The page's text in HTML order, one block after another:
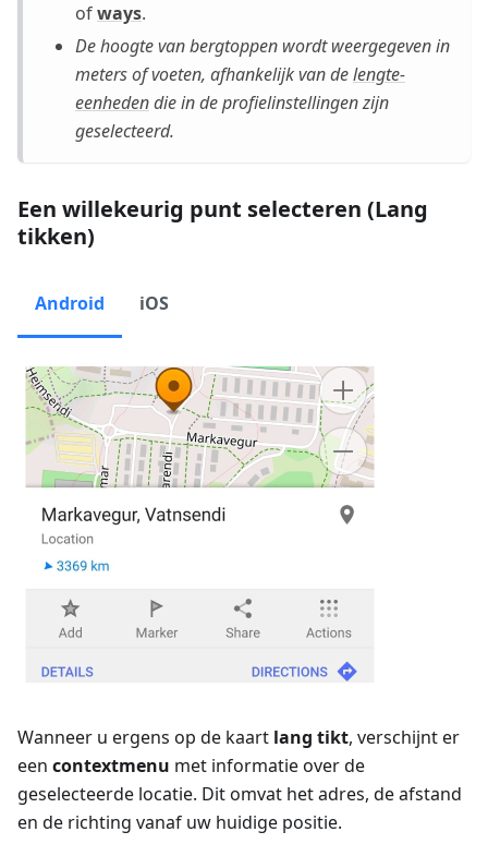
ofways.
De hoogte van bergtoppen wordt weergegeven in
meters of voeten, afhankelijk van delengte-
eenhedendie in de profielinstellingen zijn
geselecteerd.
Een willekeurig punt selecteren (Lang
tikken)
Android iOS
Wanneer u ergens op de kaart lang tikt, verschijnt er
een contextmenu met informatie over de
geselecteerde locatie. Dit omvat het adres, de afstand
en de richting vanaf uw huidige positie.